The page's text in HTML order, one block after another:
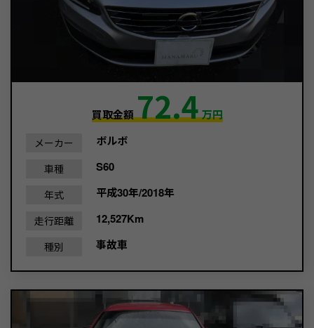
買取金額72.4万円
メーカー ボルボ
車種 S60
年式 平成30年/2018年
走行距離 12,527Km
種別 事故車